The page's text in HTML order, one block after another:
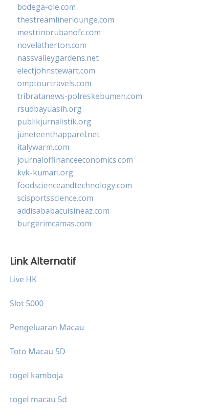
bodega-ole.com
thestreamlinerlounge.com
mestrinorubanofc.com
novelatherton.com
nassvalleygardens.net
electjohnstewart.com
omptourtravels.com
tribratanews-polreskebumen.com
rsudbayuasih.org
publikjurnalistik.org
juneteenthapparel.net
italywarm.com
journaloffinanceeconomics.com
kvk-kumari.org
foodscienceandtechnology.com
scisportsscience.com
addisababacuisineaz.com
burgerimcamas.com
Link Alternatif
Live HK
Slot 5000
Pengeluaran Macau
Toto Macau 5D
togel kamboja
togel macau 5d